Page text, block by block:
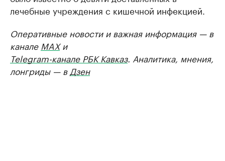
лечебные учреждения с кишечной инфекцией.
Оперативные новости и важная информация — в
канале MAXи
Telegram-канале РБК Кавказ. Аналитика, мнения,
лонгриды — в Дзен